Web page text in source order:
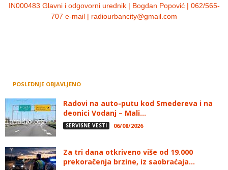
IN000483 Glavni i odgovorni urednik | Bogdan Popović | 062/565-
707 e-mail | radiourbancity@gmail.com
POSLEDNJE OBJAVLJENO
Radovi na auto-putu kod Smedereva i na
deonici Vodanj – Mali...
SERVISNE VESTI 06/08/2026
Za tri dana otkriveno više od 19.000
prekoračenja brzine, iz saobraćaja...